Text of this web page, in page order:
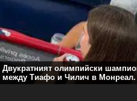
Двукратният олимпийски
между Тиафо и Чилич в Монреал.